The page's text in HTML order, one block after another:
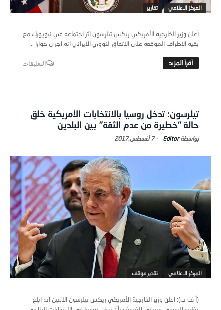
المركز الاعلامي تقارير
أعلن وزير الخارجية الأمريكي ريكس تيلرسون اثر اجتماعه في نيويورك مع
بقية الاطراف الموقعة على الاتفاق النووي الايراني انه اجرى حوارا ...
التعليقات
تيلرسون: تدخل روسيا بالانتخابات الأمريكية خلق
حالة “خطيرة من عدم الثقة” بين البلدين
Editor
-7 أغسطس,2017
المركز الاعلامي تقدير موقف
(أ ف ب): اعلن وزير الخارجية الأمريكي ريكس تيلرسون الاثنين انه ابلغ